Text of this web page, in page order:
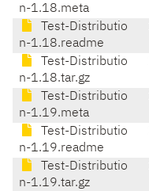
n-1.18.meta
Test-Distributio
n-1.18.readme
Test-Distributio
n-1.18.tar.gz
Test-Distributio
n-1.19.meta
Test-Distributio
n-1.19.readme
Test-Distributio
n-1.19.tar.gz